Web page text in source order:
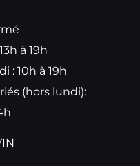
à 19h
: 10h à 19h
(hors lundi):